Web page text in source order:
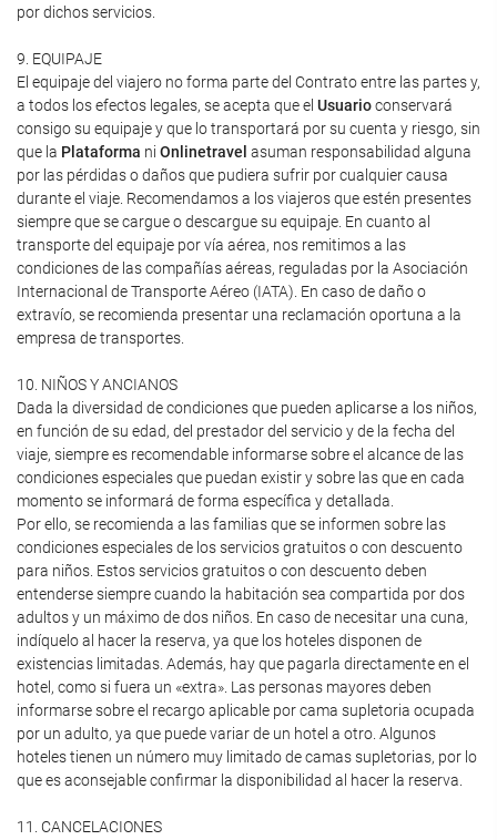
por dichos servicios.
9. EQUIPAJE
El equipaje del viajero no forma parte del Contrato entre las partes y,
a todos los efectos legales, se acepta que el Usuarioconservará
consigo su equipaje y que lo transportará por su cuenta y riesgo, sin
que la Plataforma ni Onlinetravel asuman responsabilidad alguna
por las pérdidas o daños que pudiera sufrir por cualquier causa
durante el viaje. Recomendamos a los viajeros que estén presentes
siempre que se cargue o descargue su equipaje. En cuanto al
transporte del equipaje por vía aérea, nos remitimos a las
condiciones de las compañías aéreas, reguladas por la Asociación
Internacional de Transporte Aéreo (IATA). En caso de daño o
extravío, se recomienda presentar una reclamación oportuna a la
empresa de transportes.
10. NIÑOS Y ANCIANOS
Dada la diversidad de condiciones que pueden aplicarse a los niños,
en función de su edad, del prestador del servicio y de la fecha del
viaje, siempre es recomendable informarse sobre el alcance de las
condiciones especiales que puedan existir y sobre las que en cada
momento se informará de forma específica y detallada.
Por ello, se recomienda a las familias que se informen sobre las
condiciones especiales de los servicios gratuitos o con descuento
para niños. Estos servicios gratuitos o con descuento deben
entenderse siempre cuando la habitación sea compartida por dos
adultos y un máximo de dos niños. En caso de necesitar una cuna,
indíquelo al hacer la reserva, ya que los hoteles disponen de
existencias limitadas. Además, hay que pagarla directamente en el
hotel, como si fuera un «extra». Las personas mayores deben
informarse sobre el recargo aplicable por cama supletoria ocupada
por un adulto, ya que puede variar de un hotel a otro. Algunos
hoteles tienen un número muy limitado de camas supletorias, por lo
que es aconsejable confirmar la disponibilidad al hacer la reserva.
11. CANCELACIONES